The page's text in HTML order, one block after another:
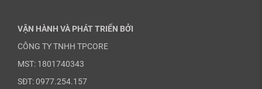
VẬN HÀNH VÀ PHÁT TRIỂN BỞI
CÔNG TY TNHH TPCORE
MST: 1801740343
SĐT: 0977.254.157